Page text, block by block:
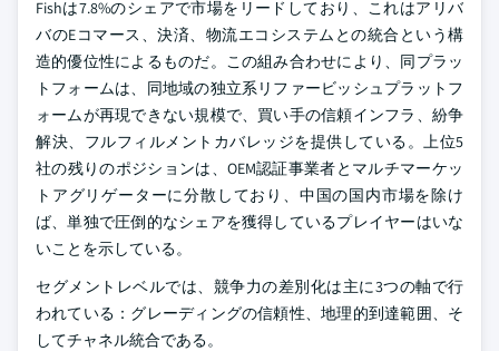
Fishは7.8%のシェアで市場をリードしており、これはアリバ
バのEコマース、決済、物流エコシステムとの統合という構
造的優位性によるものだ。この組み合わせにより、同プラッ
トフォームは、同地域の独立系リファービッシュプラットフ
ォームが再現できない規模で、買い手の信頼インフラ、紛争
解決、フルフィルメントカバレッジを提供している。上位5
社の残りのポジションは、OEM認証事業者とマルチマーケッ
トアグリゲーターに分散しており、中国の国内市場を除け
ば、単独で圧倒的なシェアを獲得しているプレイヤーはいな
いことを示している。
セグメントレベルでは、競争力の差別化は主に3つの軸で行
われている：グレーディングの信頼性、地理的到達範囲、そ
してチャネル統合である。